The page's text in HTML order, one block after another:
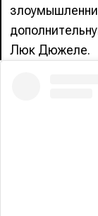
Люк Дюжеле.